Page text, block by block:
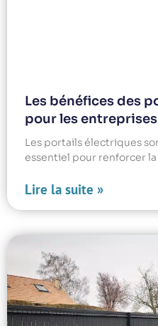
Les bénéfices des
pour les entreprises
Les portails électriques
essentiel pour renforcer
Lire la suite »